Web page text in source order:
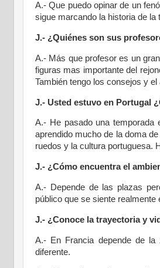
A.- Que puedo opinar de un
sigue marcando la historia de
J.- ¿Quiénes son sus
A.- Más que profesor es un
figuras mas importante del
También tengo los consejos y
J.- Usted estuvo en Portugal
A.- He pasado una temporada
aprendido mucho de la doma
ruedos y la cultura portuguesa.
J.- ¿Cómo encuentra el
A.- Depende de las plazas
público que se siente
J.- ¿Conoce la trayectoria y
A.- En Francia depende de
diferente.